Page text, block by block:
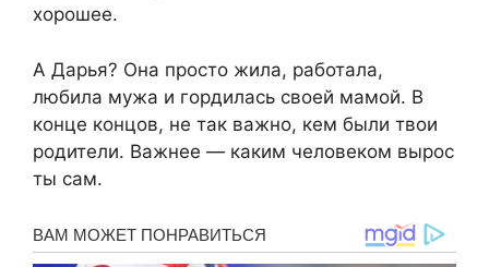
хорошее.
А Дарья? Она просто жила, работала,
любила мужа и гордилась своей мамой. В
конце концов, не так важно, кем были твои
родители. Важнее — каким человеком вырос
ты сам.